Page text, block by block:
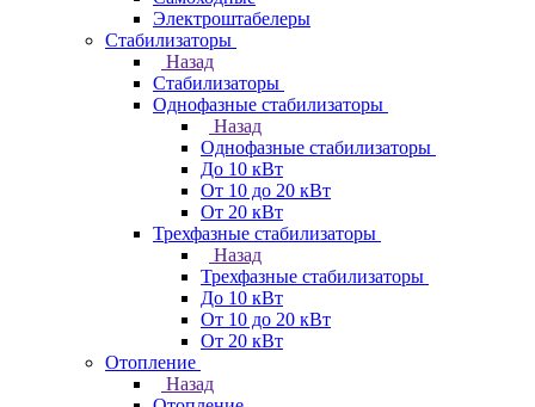
Электроштабелеры
Стабилизаторы
Назад
Стабилизаторы
Однофазные стабилизаторы
Назад
Однофазные стабилизаторы
До 10 кВт
От 10 до 20 кВт
От 20 кВт
Трехфазные стабилизаторы
Назад
Трехфазные стабилизаторы
До 10 кВт
От 10 до 20 кВт
От 20 кВт
Отопление
Назад